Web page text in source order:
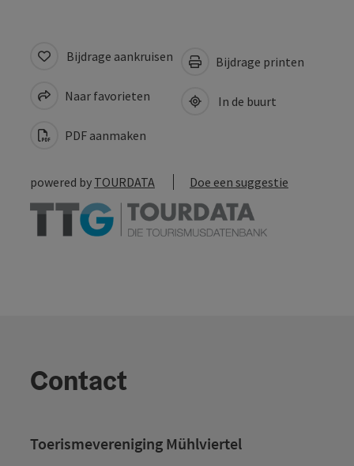
Bijdrage aankruisen
Naar favorieten
PDF aanmaken
Bijdrage printen
In de buurt
powered by TOURDATA Doe een suggestie
Contact
Toerismevereniging Mühlviertel